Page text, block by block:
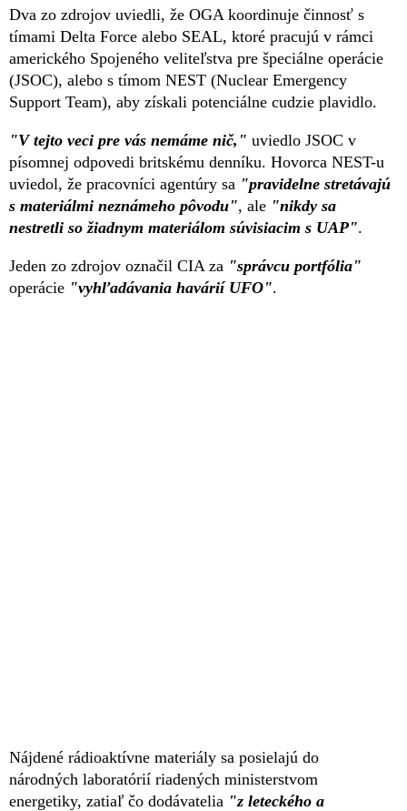
Dva zo zdrojov uviedli, že OGA koordinuje činnosť s
tímami Delta Force alebo SEAL, ktoré pracujú v rámci
amerického Spojeného veliteľstva pre špeciálne operácie
(JSOC), alebo s tímom NEST (Nuclear Emergency
Support Team), aby získali potenciálne cudzie plavidlo.
"V tejto veci pre vás nemáme nič," uviedlo JSOC v
písomnej odpovedi britskému denníku. Hovorca NEST-u
uviedol, že pracovníci agentúry sa "pravidelne stretávajú
s materiálmi neznámeho pôvodu", ale "nikdy sa
nestretli so žiadnym materiálom súvisiacim s UAP".
Jeden zo zdrojov označil CIA za "správcu portfólia"
operácie "vyhľadávania havárií UFO".
Nájdené rádioaktívne materiály sa posielajú do
národných laboratórií riadených ministerstvom
energetiky, zatiaľ čo dodávatelia "z leteckého a